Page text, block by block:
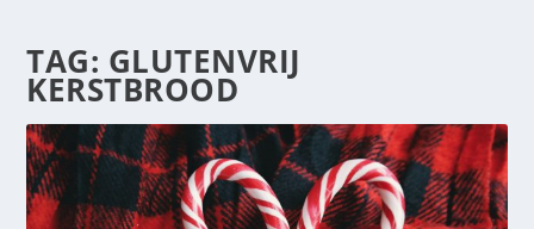
TAG: GLUTENVRIJ
KERSTBROOD